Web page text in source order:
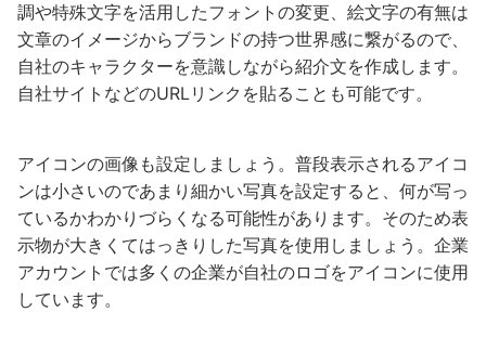
調や特殊文字を活用したフォントの変更、絵文字の有無は
文章のイメージからブランドの持つ世界感に繋がるので、
自社のキャラクターを意識しながら紹介文を作成します。
自社サイトなどのURLリンクを貼ることも可能です。
アイコンの画像も設定しましょう。普段表示されるアイコ
ンは小さいのであまり細かい写真を設定すると、何が写っ
ているかわかりづらくなる可能性があります。そのため表
示物が大きくてはっきりした写真を使用しましょう。企業
アカウントでは多くの企業が自社のロゴをアイコンに使用
しています。